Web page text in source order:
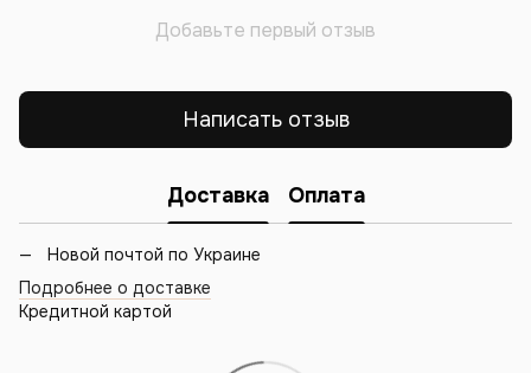
Добавьте первый отзыв
Написать отзыв
Доставка Оплата
Новой почтой по Украине
Подробнее о доставке
Кредитной картой